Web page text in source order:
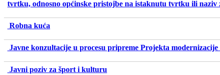
tvrtku, odnosno općinske pristojbe na istaknutu tvrtku ili naziv
Robna kuća
Javne konzultacije u procesu pripreme Projekta
Javni poziv za šport i kulturu